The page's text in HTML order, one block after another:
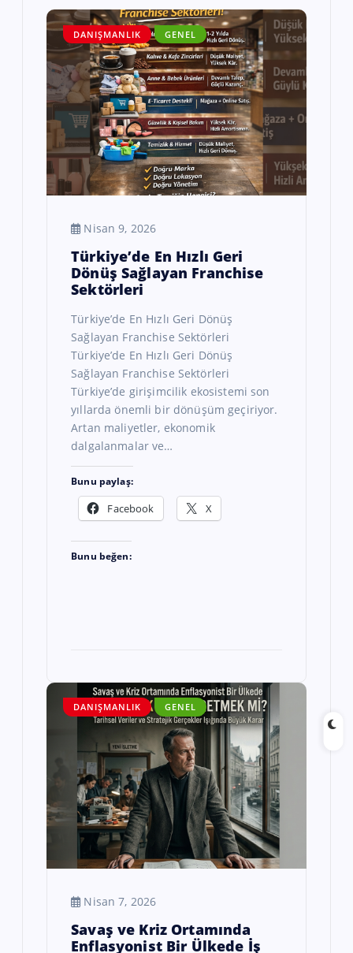
DANIŞMANLIK GENEL
Nisan 9, 2026
Türkiye’de En Hızlı Geri
Dönüş Sağlayan Franchise
Sektörleri
Türkiye’de En Hızlı Geri Dönüş
Sağlayan Franchise Sektörleri
Türkiye’de En Hızlı Geri Dönüş
Sağlayan Franchise Sektörleri
Türkiye’de girişimcilik ekosistemi son
yıllarda önemli bir dönüşüm geçiriyor.
Artan maliyetler, ekonomik
dalgalanmalar ve…
Bunu paylaş:
Facebook X
Bunu beğen:
DANIŞMANLIK GENEL
Nisan 7, 2026
Savaş ve Kriz Ortamında
Enflasyonist Bir Ülkede İş